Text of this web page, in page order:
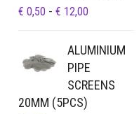
€ 0,50 - € 12,00
€ 12,00
ALUMINIUM
PIPE
SCREENS
20MM (5PCS)